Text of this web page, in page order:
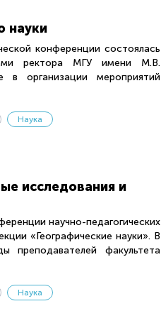
науки
конференции состоялась
ректора МГУ имени М.В.
в организации мероприятий
Наука
исследования и
научно-педагогических
«Географические науки». В
преподавателей факультета
Наука